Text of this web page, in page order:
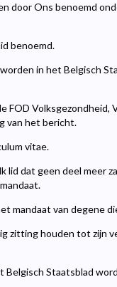
door Ons benoemd
benoemd.
in het Belgisch
Volksgezondheid,
van het bericht.
vitae.
lid dat geen deel meer
mandaat van degene
zitting houden tot zijn
Belgisch Staatsblad